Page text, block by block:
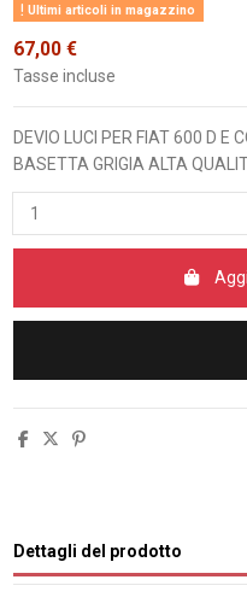
Ultimi articoli in magazzino
67,00 €
Tasse incluse
DEVIO LUCI PER FIAT 600 D E
BASETTA GRIGIA ALTA
Dettagli del prodotto